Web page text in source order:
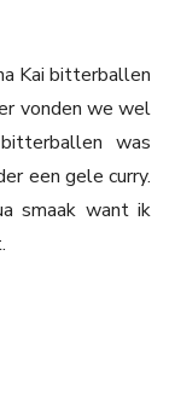
Kai bitterballen
vonden we wel
was
een gele curry.
smaak want ik